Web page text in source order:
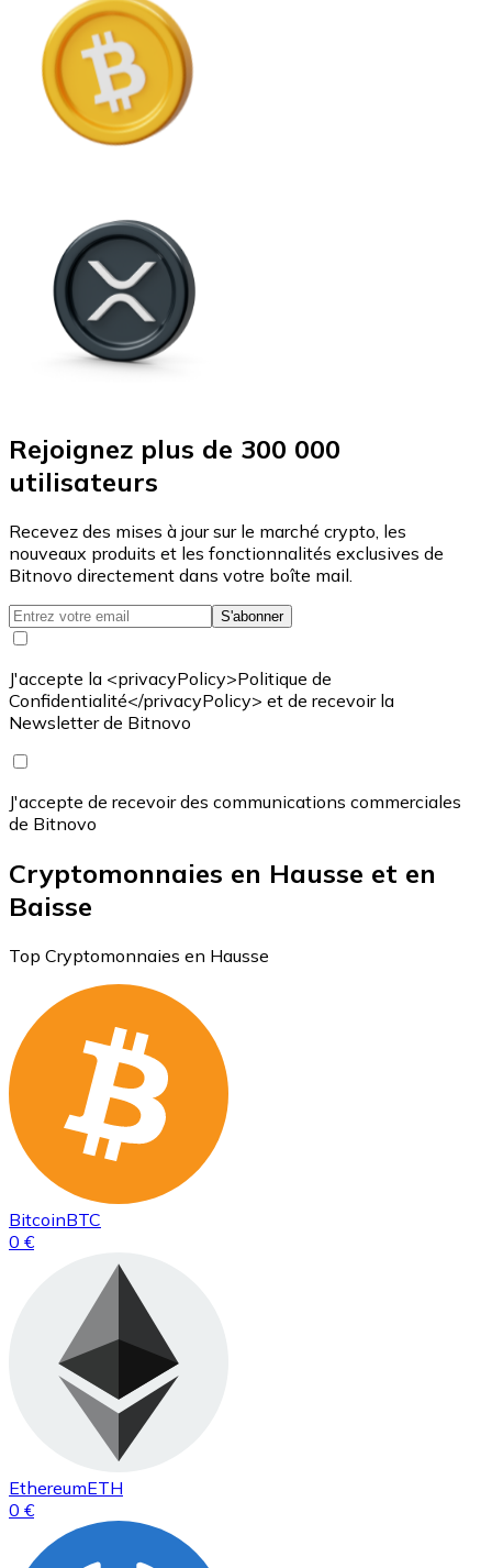
Rejoignez plus de 300 000
utilisateurs
Recevez des mises à jour sur le marché crypto, les
nouveaux produits et les fonctionnalités exclusives de
Bitnovo directement dans votre boîte mail.
S'abonner
J'accepte la <privacyPolicy>Politique de
Confidentialité</privacyPolicy> et de recevoir la
Newsletter de Bitnovo
J'accepte de recevoir des communications commerciales
de Bitnovo
Cryptomonnaies en Hausse et en
Baisse
Top Cryptomonnaies en Hausse
BitcoinBTC
0 €
EthereumETH
0 €